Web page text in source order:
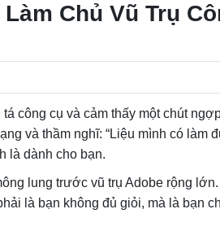
Chủ Vũ Trụ
công cụ và cảm thấy một chút
và thầm nghĩ: “Liệu mình có làm
là dành cho bạn.
lung trước vũ trụ Adobe rộng
là bạn không đủ giỏi, mà là bạn